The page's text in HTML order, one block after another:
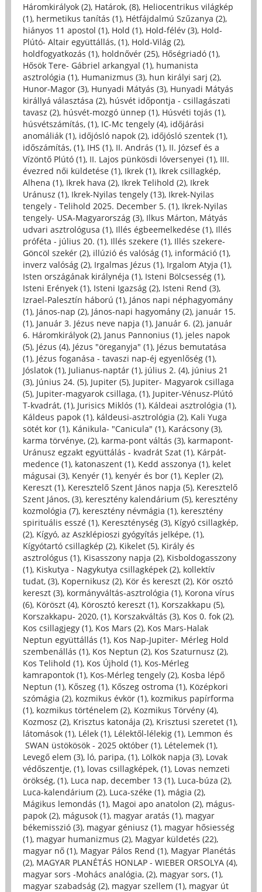
Háromkirályok (2), Határok, (8), Heliocentrikus világkép
(1), hermetikus tanítás (1), Hétfájdalmú Szűzanya (2),
hiányos 11 apostol (1), Hold (1), Hold-félév (3), Hold-
Plútó- Altair együttállás, (1), Hold-Világ (2),
holdfogyatkozás (1), holdnővér (25), Hőségriadó (1),
Hősök Tere- Gábriel arkangyal (1), humanista
asztrológia (1), Humanizmus (3), hun királyi sarj (2),
Hunor-Magor (3), Hunyadi Mátyás (3), Hunyadi Mátyás
királlyá választása (2), húsvét időpontja - csillagászati
tavasz (2), húsvét-mozgó ünnep (1), Húsvéti tojás (1),
húsvétszámítás, (1), IC-Mc tengely (4), időjárási
anomáliák (1), időjósló napok (2), időjósló szentek (1),
időszámítás, (1), IHS (1), II. András (1), II. József és a
Vízöntő Plútó (1), II. Lajos pünkösdi lóversenyei (1), III.
évezred női küldetése (1), Ikrek (1), Ikrek csillagkép,
Alhena (1), Ikrek hava (2), Ikrek Telihold (2), Ikrek
Uránusz (1), Ikrek-Nyilas tengely (13), Ikrek-Nyilas
tengely - Telihold 2025. December 5. (1), Ikrek-Nyilas
tengely- USA-Magyarország (3), Ilkus Márton, Mátyás
udvari asztrológusa (1), Illés égbeemelkedése (1), Illés
próféta - július 20. (1), Illés szekere (1), Illés szekere-
Göncöl szekér (2), illúzió és valóság (1), információ (1),
inverz valóság (2), Irgalmas Jézus (1), Irgalom Atyja (1),
Isten országának királynéja (1), Isteni Bölcsesség (1),
Isteni Erények (1), Isteni Igazság (2), Isteni Rend (3),
Izrael-Palesztín háború (1), János napi néphagyomány
(1), János-nap (2), János-napi hagyomány (2), január 15.
(1), Január 3. Jézus neve napja (1), Január 6. (2), január
6. Háromkirályok (2), Janus Pannonius (1), jeles napok
(5), Jézus (4), Jézus "öreganyja" (1), Jézus bemutatása
(1), Jézus foganása - tavaszi nap-éj egyenlőség (1),
Jóslatok (1), Julianus-naptár (1), július 2. (4), június 21
(3), Június 24. (5), Jupiter (5), Jupiter- Magyarok csillaga
(5), Jupiter-magyarok csillaga, (1), Jupiter-Vénusz-Plútó
T-kvadrát, (1), Jurisics Miklós (1), Káldeai asztrológia (1),
Káldeus papok (1), káldeusi-asztrológia (2), Kali Yuga
sötét kor (1), Kánikula- "Canicula" (1), Karácsony (3),
karma törvénye, (2), karma-pont váltás (3), karmapont-
Uránusz egzakt együttálás - kvadrát Szat (1), Kárpát-
medence (1), katonaszent (1), Kedd asszonya (1), kelet
mágusai (3), Kenyér (1), kenyér és bor (1), Kepler (2),
Kereszt (1), Keresztelő Szent János napja (5), Keresztelő
Szent János, (3), keresztény kalendárium (5), keresztény
kozmológia (7), keresztény névmágia (1), keresztény
spirituális esszé (1), Kereszténység (3), Kígyó csillagkép,
(2), Kígyó, az Aszklépioszi gyógyítás jelképe, (1),
Kígyótartó csillagkép (2), Kikelet (5), Király és
asztrológus (1), Kisasszony napja (2), Kisboldogasszony
(1), Kiskutya - Nagykutya csillagképek (2), kollektív
tudat, (3), Kopernikusz (2), Kör és kereszt (2), Kör osztó
kereszt (3), kormányváltás-asztrológia (1), Korona vírus
(6), Köröszt (4), Körosztó kereszt (1), Korszakkapu (5),
Korszakkapu- 2020, (1), Korszakváltás (3), Kos 0. fok (2),
Kos csillagjegy (1), Kos Mars (2), Kos Mars-Halak
Neptun együttállás (1), Kos Nap-Jupiter- Mérleg Hold
szembenállás (1), Kos Neptun (2), Kos Szaturnusz (2),
Kos Telihold (1), Kos Újhold (1), Kos-Mérleg
kamrapontok (1), Kos-Mérleg tengely (2), Kosba lépő
Neptun (1), Kőszeg (1), Kőszeg ostroma (1), Középkori
szómágia (2), kozmikus évkör (1), kozmikus papírforma
(1), kozmikus történelem (2), Kozmikus Törvény (4),
Kozmosz (2), Krisztus katonája (2), Krisztusi szeretet (1),
látomások (1), Lélek (1), Lélektől-lélekig (1), Lemmon és
SWAN üstökösök - 2025 október (1), Lételemek (1),
Levegő elem (3), ló, paripa, (1), Lölkök napja (3), Lovak
védőszentje, (1), lovas csillagképek, (1), Lovas nemzeti
örökség, (1), Luca nap, december 13 (1), Luca-búza (2),
Luca-kalendárium (2), Luca-széke (1), mágia (2),
Mágikus lemondás (1), Magoi apo anatolon (2), mágus-
papok (2), mágusok (1), magyar aratás (1), magyar
békemisszió (3), magyar géniusz (1), magyar hősiesség
(1), magyar humanizmus (2), Magyar küldetés (22),
magyar nő (1), Magyar Pálos Rend (1), Magyar Planétás
(2), MAGYAR PLANÉTÁS HONLAP - WIEBER ORSOLYA (4),
magyar sors -Mohács analógia, (2), magyar sors, (1),
magyar szabadság (2), magyar szellem (1), magyar út